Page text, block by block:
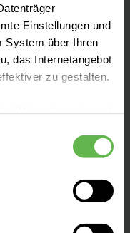
Einstellungen und
System über Ihren
das Internetangebot
zu gestalten.
nur den notwendigen
Auswahl
akzeptieren“ in die